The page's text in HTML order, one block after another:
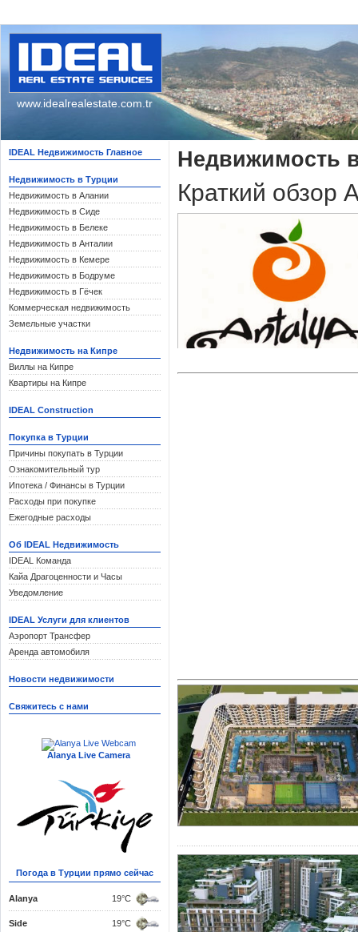
www.idealrealestate.com.tr
IDEAL Недвижимость Главное
Недвижимость в Турции
Недвижимость в Алании
Недвижимость в Сиде
Недвижимость в Белеке
Недвижимость в Анталии
Недвижимость в Кемере
Недвижимость в Бодруме
Недвижимость в Гёчек
Коммерческая недвижимость
Земельные участки
Недвижимость на Кипре
Виллы на Кипре
Квартиры на Кипре
IDEAL Construction
Покупка в Турции
Причины покупать в Турции
Ознакомительный тур
Ипотека / Финансы в Турции
Расходы при покупке
Ежегодные расходы
Об IDEAL Недвижимость
IDEAL Команда
Кайа Драгоценности и Часы
Уведомление
IDEAL Услуги для клиентов
Аэропорт Трансфер
Аренда автомобиля
Новости недвижимости
Свяжитесь с нами
Alanya Live Camera
Погода в Турции прямо сейчас
Alanya 19°C
Side 19°C
Недвижимость
Краткий обзор
Анталья.
Анталии.
Почему
покупателей
Климат
Близко к
города мира
Искусство и